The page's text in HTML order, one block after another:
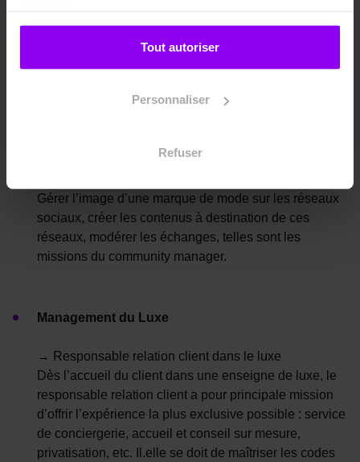
Tout autoriser
Personnaliser
Refuser
→ Journaliste mode
À travers son excellente plume, le journaliste mode
effectue une veille accrue des tendances dans les
contenu de qualité aux lecteurs. Avec l’essor du
Gérer l’image d’une marque de mode sur les réseaux
sociaux, créer les contenus à destination de ces
réseaux, modérer les échanges, telles sont les
missions du community manager.
Management du Luxe
→ Responsable relation client dans le luxe
Dès l’accueil du client dans une enseigne de luxe, le
responsable relation client a pour principale mission
d’offrir l’expérience la plus exclusive possible : service
de conciergerie, accueil et conseil sur mesure,
privatisation, etc. Il.elle se doit de maîtriser les codes